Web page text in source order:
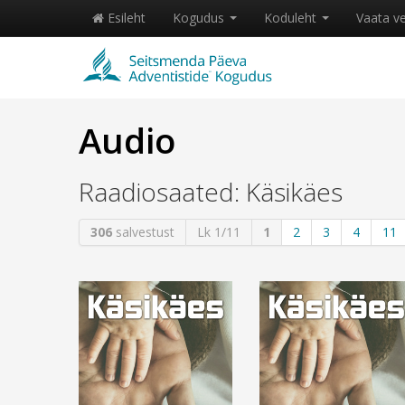
Esileht Kogudus Koduleht Vaata
Audio
Raadiosaated: Käsikäes
306 salvestust Lk 1/11 1 2 3 4 11